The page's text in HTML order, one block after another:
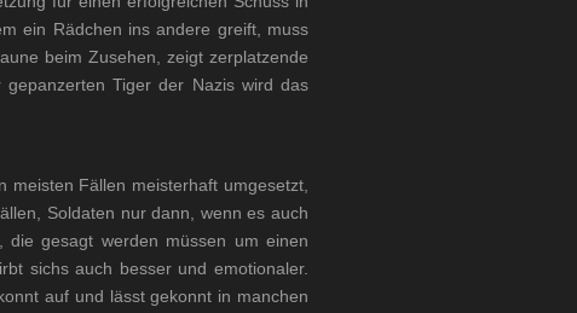
ein Rädchen ins andere greift, muss
beim Zusehen, zeigt zerplatzende
Tiger der Nazis wird das
meisten Fällen meisterhaft umgesetzt,
Soldaten nur dann, wenn es auch
gesagt werden müssen um einen
sichs auch besser und emotionaler.
auf und lässt gekonnt in manchen